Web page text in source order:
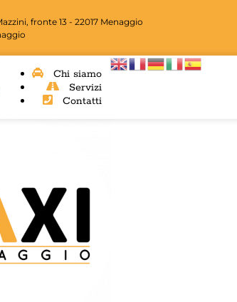
fronte 13 - 22017 Menaggio
Chi siamo
Servizi
Contatti